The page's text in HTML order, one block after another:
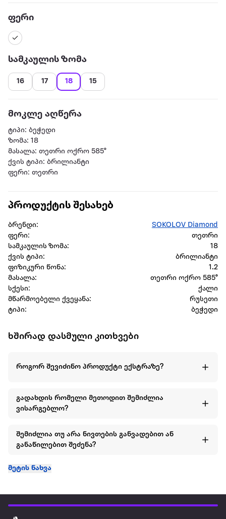
ფერი
სამკაულის ზომა
16 17 18 15
მოკლე აღწერა
ტიპი: ბეჭედი
ზომა: 18
მასალა: თეთრი ოქრო 585°
ქვის ტიპი: ბრილიანტი
ფერი: თეთრი
პროდუქტის შესახებ
ბრენდი:
SOKOLOV Diamond
ფერი:
თეთრი
სამკაულის ზომა:
18
ქვის ტიპი:
ბრილიანტი
ფიზიკური წონა:
1.2
მასალა:
თეთრი ოქრო 585°
სქესი:
ქალი
მწარმოებელი ქვეყანა:
რუსეთი
ტიპი:
ბეჭედი
ხშირად დასმული კითხვები
როგორ შევიძინო პროდუქტი ექსტრაზე?
გადახდის რომელი მეთოდით შემიძლია
ვისარგებლო?
შემიძლია თუ არა ნივთების განვადებით ან
განაწილებით შეძენა?
მეტის ნახვა